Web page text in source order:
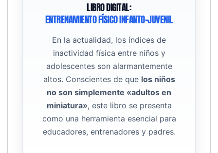
LIBRO DIGITAL:
ENTRENAMIENTO FÍSICO INFANTO-JUVENIL
En la actualidad, los índices de
inactividad física entre niños y
adolescentes son alarmantemente
altos. Conscientes de que los niños
no son simplemente «adultos en
miniatura», este libro se presenta
como una herramienta esencial para
educadores, entrenadores y padres.